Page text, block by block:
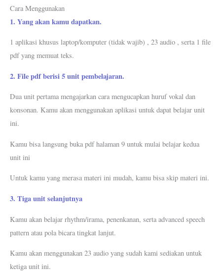
Cara Menggunakan
1. Yang akan kamu dapatkan.
1 aplikasi khusus laptop/komputer (tidak wajib) , 23 audio , serta 1 file
pdf yang memuat teks.
2. File pdf berisi 5 unit pembelajaran.
Dua unit pertama mengajarkan cara mengucapkan huruf vokal dan
konsonan. Kamu akan menggunakan aplikasi untuk dapat belajar unit
ini.
Kamu bisa langsung buka pdf halaman 9 untuk mulai belajar kedua
unit ini
Untuk kamu yang merasa materi ini mudah, kamu bisa skip materi ini.
3. Tiga unit selanjutnya
Kamu akan belajar rhythm/irama, penenkanan, serta advanced speech
pattern atau pola bicara tingkat lanjut.
Kamu akan menggunakan 23 audio yang sudah kami sediakan untuk
ketiga unit ini.